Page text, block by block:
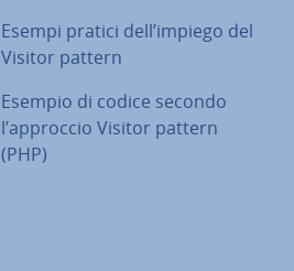
Esempi pratici dell’impiego del
Visitor pattern
Esempio di codice secondo
l’approccio Visitor pattern
(PHP)